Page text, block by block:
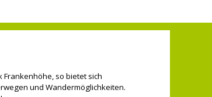
so bietet sich
und Wandermöglichkeiten.